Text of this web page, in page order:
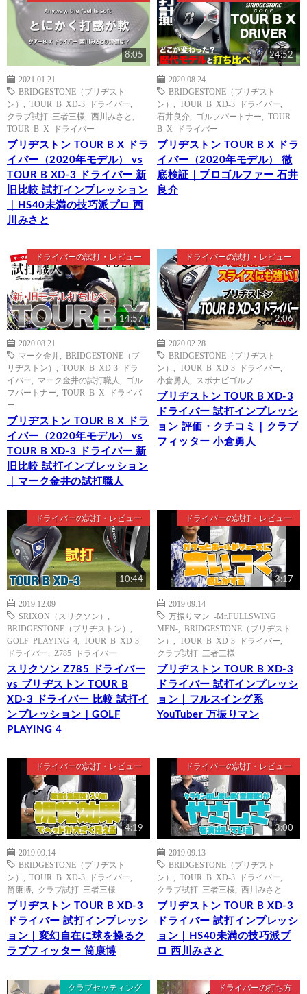
8:05
2021.01.21
BRIDGESTONE（ブリヂスト
ン）
TOUR B XD-3 ドライバー
クラブ試打 三者三様
西川みさと
TOUR B X ドライバー
ブリヂストン TOUR B X ドラ
イバー（2020年モデル） vs
TOUR B XD-3 ドライバー 新
旧比較 試打インプレッション
｜HS40未満の技巧派プロ 西
川みさと
24:52
2020.08.24
BRIDGESTONE（ブリヂスト
ン）
TOUR B XD-3 ドライバー
石井良介
ゴルフパートナー
TOUR
B X ドライバー
ブリヂストン TOUR B X ドラ
イバー（2020年モデル） 徹
底検証｜プロゴルファー 石井
良介
ドライバーの試打・レビュー
14:57
2020.08.21
マーク金井
BRIDGESTONE（ブ
リヂストン）
TOUR B XD-3 ドラ
イバー
マーク金井の試打職人
ゴル
フパートナー
TOUR B X ドライバ
ー
ブリヂストン TOUR B X ドラ
イバー（2020年モデル） vs
TOUR B XD-3 ドライバー 新
旧比較 試打インプレッション
｜マーク金井の試打職人
ドライバーの試打・レビュー
2:06
2020.02.28
BRIDGESTONE（ブリヂスト
ン）
TOUR B XD-3 ドライバー
小倉勇人
スポナビゴルフ
ブリヂストン TOUR B XD-3
ドライバー 試打インプレッシ
ョン 評価・クチコミ｜クラブ
フィッター 小倉勇人
ドライバーの試打・レビュー
10:44
2019.12.09
SRIXON（スリクソン）
BRIDGESTONE（ブリヂストン）
GOLF PLAYING 4
TOUR B XD-3
ドライバー
Z785 ドライバー
スリクソン Z785 ドライバー
vs ブリヂストン TOUR B
XD-3 ドライバー 比較 試打イ
ンプレッション｜GOLF
PLAYING 4
ドライバーの試打・レビュー
3:17
2019.09.14
万振りマン -Mr.FULLSWING
MEN-
BRIDGESTONE（ブリヂスト
ン）
TOUR B XD-3 ドライバー
クラブ試打 三者三様
ブリヂストン TOUR B XD-3
ドライバー 試打インプレッシ
ョン｜フルスイング系
YouTuber 万振りマン
ドライバーの試打・レビュー
4:19
2019.09.14
BRIDGESTONE（ブリヂスト
ン）
TOUR B XD-3 ドライバー
筒康博
クラブ試打 三者三様
ブリヂストン TOUR B XD-3
ドライバー 試打インプレッシ
ョン｜変幻自在に球を操るク
ラブフィッター 筒康博
ドライバーの試打・レビュー
3:00
2019.09.13
BRIDGESTONE（ブリヂスト
ン）
TOUR B XD-3 ドライバー
クラブ試打 三者三様
西川みさと
ブリヂストン TOUR B XD-3
ドライバー 試打インプレッシ
ョン｜HS40未満の技巧派プ
ロ 西川みさと
クラブセッティング ドライバーの打ち方